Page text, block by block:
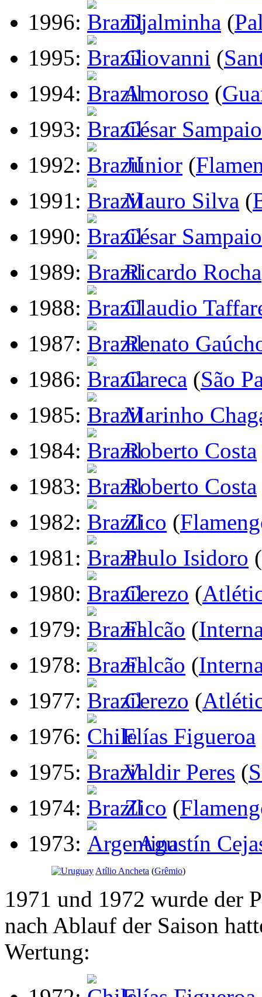
1996:
Djalminha (
1995:
Giovanni (
1994:
Amoroso (
1993:
César Sampaio
1992:
Júnior (
1991:
Mauro Silva (
1990:
César Sampaio
1989:
Ricardo Rocha
1988:
Claudio
1987:
Renato
1986:
Careca (São
1985:
Marinho
1984:
Roberto Costa
1983:
Roberto Costa
1982:
Zico (
1981:
Paulo Isidoro (
1980:
Cerezo (
1979:
Falcão (
1978:
Falcão (
1977:
Cerezo (
1976:
Elías Figueroa
1975:
Valdir Peres (
1974:
Zico (
1973:
Agustín
Atílio Ancheta (Grêmio)
1971 und 1972 wurde der
nach Ablauf der Saison
Wertung: